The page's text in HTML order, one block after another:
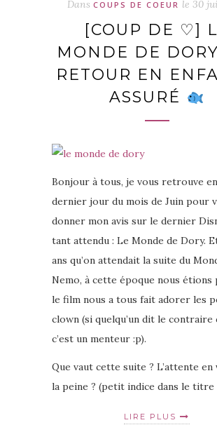
Dans COUPS DE COEUR le 30
[COUP DE ♡]
MONDE DE
RETOUR EN
ASSURÉ
Bonjour à tous, je vous retrouve
dernier jour du mois de Juin pour
donner mon avis sur le dernier
tant attendu : Le Monde de Dory.
ans qu’on attendait la suite du
Nemo, à cette époque nous
le film nous a tous fait adorer les
clown (si quelqu’un dit le contraire
c’est un menteur :p).
Que vaut cette suite ? L’attente
la peine ? (petit indice dans le
LIRE PLUS